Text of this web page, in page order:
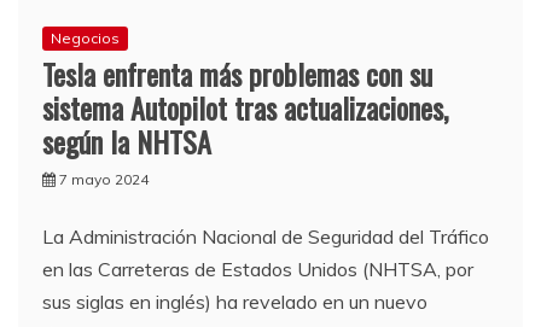
Negocios
Tesla enfrenta más problemas con su
sistema Autopilot tras actualizaciones,
según la NHTSA
7 mayo 2024
La Administración Nacional de Seguridad del Tráfico
en las Carreteras de Estados Unidos (NHTSA, por
sus siglas en inglés) ha revelado en un nuevo